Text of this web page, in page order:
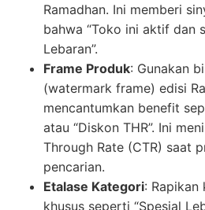
Ramadhan. Ini memberi
bahwa “Toko ini aktif dan
Lebaran”.
Frame Produk: Gunakan
(watermark frame) edisi
mencantumkan benefit
atau “Diskon THR”. Ini
Through Rate (CTR) saat
pencarian.
Etalase Kategori:
khusus seperti “Spesial